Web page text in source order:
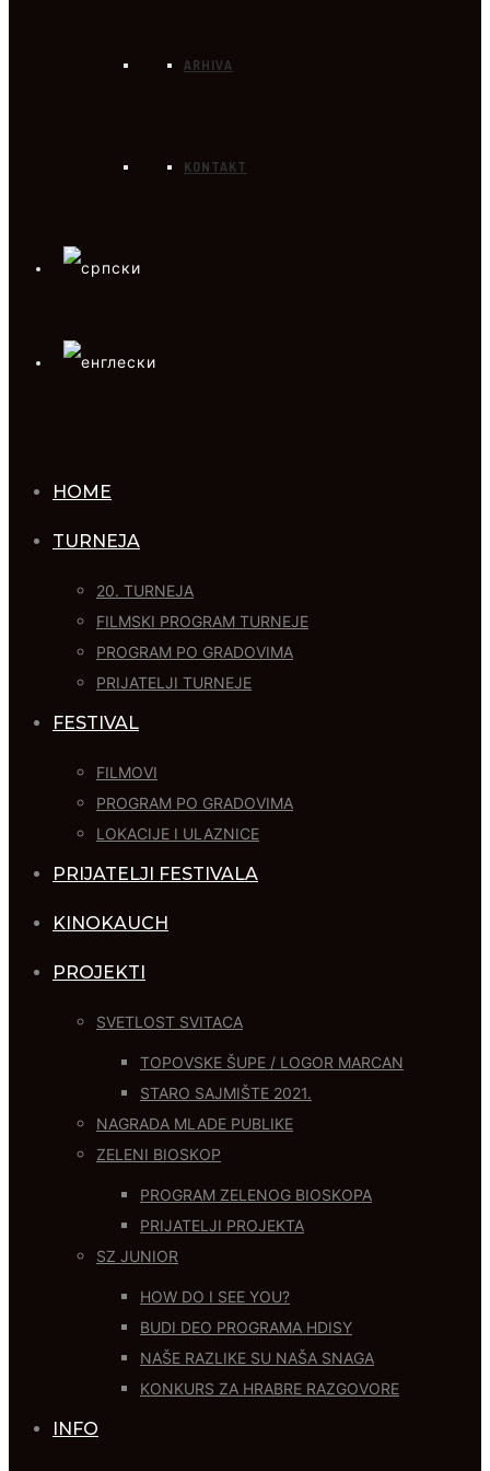
ARHIVA
KONTAKT
HOME
TURNEJA
20. TURNEJA
FILMSKI PROGRAM TURNEJE
PROGRAM PO GRADOVIMA
PRIJATELJI TURNEJE
FESTIVAL
FILMOVI
PROGRAM PO GRADOVIMA
LOKACIJE I ULAZNICE
PRIJATELJI FESTIVALA
KINOKAUCH
PROJEKTI
SVETLOST SVITACA
TOPOVSKE ŠUPE / LOGOR MARCAN
STARO SAJMIŠTE 2021.
NAGRADA MLADE PUBLIKE
ZELENI BIOSKOP
PROGRAM ZELENOG BIOSKOPA
PRIJATELJI PROJEKTA
SZ JUNIOR
HOW DO I SEE YOU?
BUDI DEO PROGRAMA HDISY
NAŠE RAZLIKE SU NAŠA SNAGA
KONKURS ZA HRABRE RAZGOVORE
INFO